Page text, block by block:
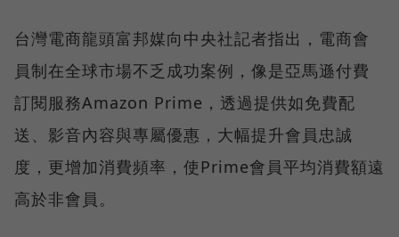
台灣電商龍頭富邦媒向中央社記者指出，電商會
員制在全球市場不乏成功案例，像是亞馬遜付費
訂閱服務Amazon Prime，透過提供如免費配
送、影音內容與專屬優惠，大幅提升會員忠誠
度，更增加消費頻率，使Prime會員平均消費額遠
高於非會員。